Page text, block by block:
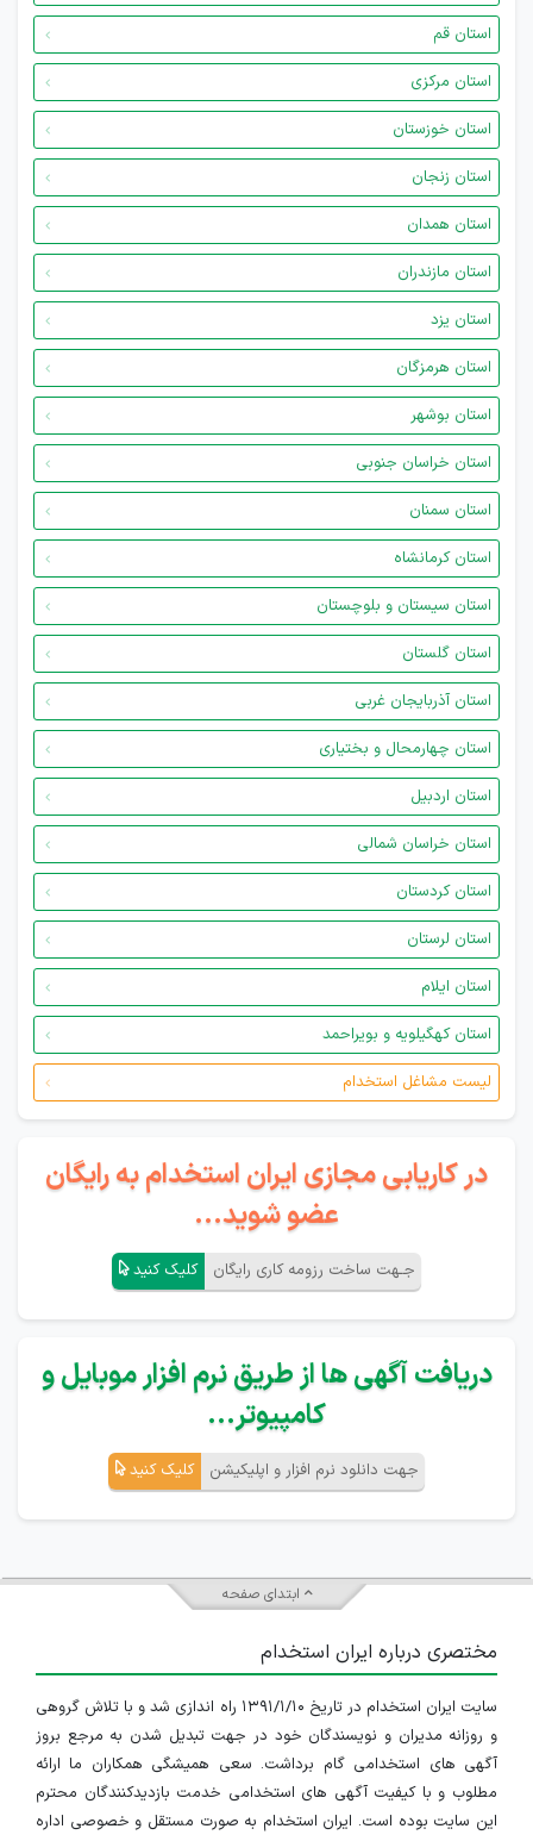
استان قم
استان مرکزی
استان خوزستان
استان زنجان
استان همدان
استان مازندران
استان یزد
استان هرمزگان
استان بوشهر
استان خراسان جنوبی
استان سمنان
استان کرمانشاه
استان سیستان و بلوچستان
استان گلستان
استان آذربایجان غربی
استان چهارمحال و بختیاری
استان اردبیل
استان خراسان شمالی
استان کردستان
استان لرستان
استان ایلام
استان کهگیلویه و بویراحمد
لیست مشاغل استخدام
در کاریابی مجازی ایران استخدام به رایگان
عضو شوید...
جـهت ساخت رزومه کاری رایگان کلیک کنید
دریافت آگهی ها از طریق نرم افزار موبایل و
کامپیوتر...
جهت دانلود نرم افزار و اپلیکیشن کلیک کنید
ابتدای صفحه
مختصری درباره ایران استخدام
سایت ایران استخدام در تاریخ ۱۳۹۱/۱/۱۰ راه اندازی شد و با تلاش گروهی
و روزانه مدیران و نویسندگان خود در جهت تبدیل شدن به مرجع بروز
آگهی های استخدامی گام برداشت. سعی همیشگی همکاران ما ارائه
مطلوب و با کیفیت آگهی های استخدامی خدمت بازدیدکنندگان محترم
این سایت بوده است. ایران استخدام به صورت مستقل و خصوصی اداره